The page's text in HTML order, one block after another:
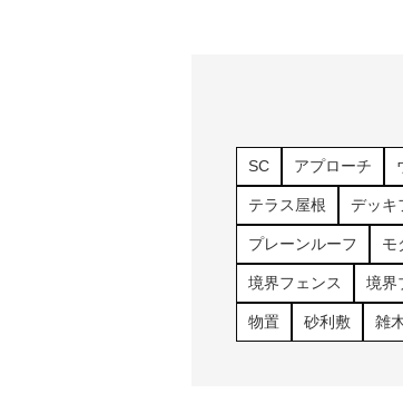
SC アプローチ
テラス屋根 デッキ
プレーンルーフ モ
境界フェンス 境界
物置 砂利敷 雑